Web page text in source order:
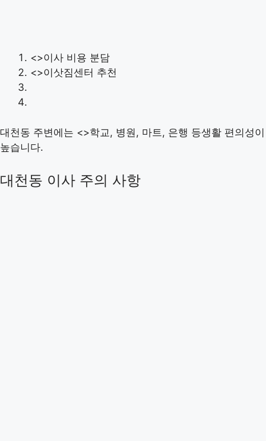
<>이사 비용 분담
<>이삿짐센터 추천
대천동 주변에는 <>학교, 병원, 마트, 은행 등생활 편의성이
높습니다.
대천동 이사 주의 사항